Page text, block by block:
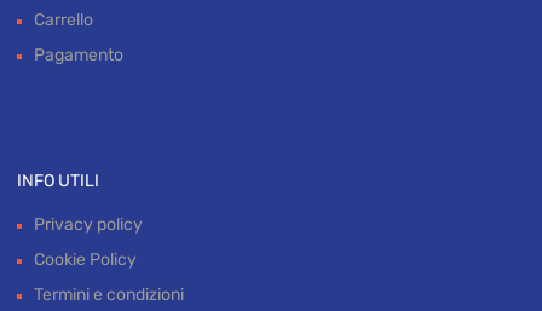
Carrello
Pagamento
INFO UTILI
Privacy policy
Cookie Policy
Termini e condizioni